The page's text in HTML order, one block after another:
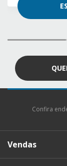
Confira
Vendas